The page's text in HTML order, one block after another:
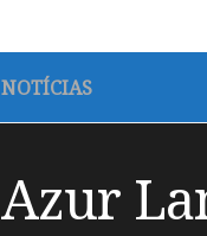
NOTÍCIAS
Azur